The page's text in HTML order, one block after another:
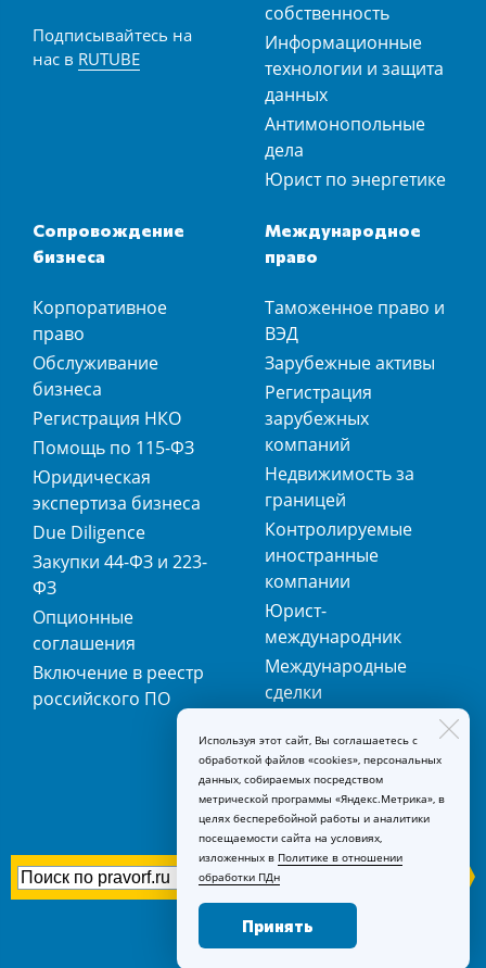
Подписывайтесь на
нас в RUTUBE
собственность
Информационные
технологии и защита
данных
Антимонопольные
дела
Юрист по энергетике
Сопровождение
бизнеса
Корпоративное
право
Обслуживание
бизнеса
Регистрация НКО
Помощь по 115-ФЗ
Юридическая
экспертиза бизнеса
Due Diligence
Закупки 44-ФЗ и 223-
ФЗ
Опционные
соглашения
Включение в реестр
российского ПО
Международное
право
Таможенное право и
ВЭД
Зарубежные активы
Регистрация
зарубежных
компаний
Недвижимость за
границей
Контролируемые
иностранные
компании
Юрист-
международник
Международные
сделки
регистрация
товарных знаков
Используя этот сайт, Вы соглашаетесь с
обработкой файлов «cookies», персональных
данных, собираемых посредством
метрической программы «Яндекс.Метрика», в
целях бесперебойной работы и аналитики
посещаемости сайта на условиях,
изложенных в Политике в отношении
обработки ПДн
Принять